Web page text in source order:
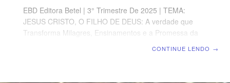
EBD Editora Betel | 3° Trimestre De 2025 | TEMA:
JESUS CRISTO, O FILHO DE DEUS: A verdade que
Transforma Milagres, Ensinamentos e a Promessa da
CONTINUE LENDO →